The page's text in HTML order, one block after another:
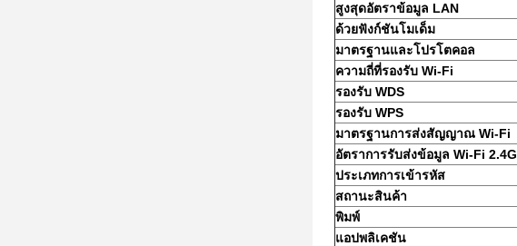
สูงสุดอัตราข้อมูล LAN
ด้วยฟังก์ชันโมเด็ม
มาตรฐานและโปรโตคอล
ความถี่ที่รองรับ Wi-Fi
รองรับ WDS
รองรับ WPS
มาตรฐานการส่งสัญญาณ Wi-Fi
อัตราการรับส่งข้อมูล Wi-Fi 2.4G
ประเภทการเข้ารหัส
สถานะสินค้า
พิมพ์
แอปพลิเคชัน